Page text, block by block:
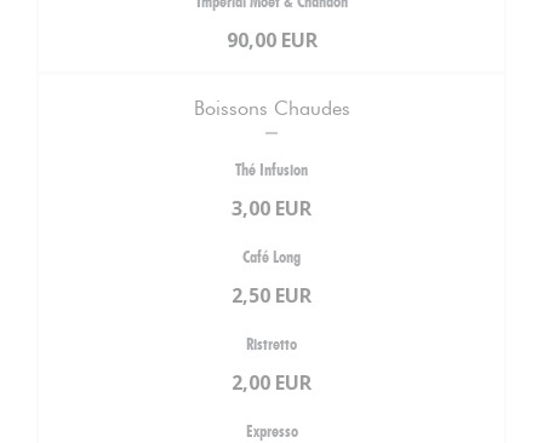
90,00 EUR
Boissons Chaudes
Thé Infusion
3,00 EUR
Café Long
2,50 EUR
Ristretto
2,00 EUR
Expresso